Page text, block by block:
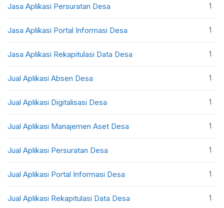
Jasa Aplikasi Persuratan Desa 1
Jasa Aplikasi Portal Informasi Desa 1
Jasa Aplikasi Rekapitulasi Data Desa 1
Jual Aplikasi Absen Desa 1
Jual Aplikasi Digitalisasi Desa 1
Jual Aplikasi Manajemen Aset Desa 1
Jual Aplikasi Persuratan Desa 1
Jual Aplikasi Portal Informasi Desa 1
Jual Aplikasi Rekapitulasi Data Desa 1